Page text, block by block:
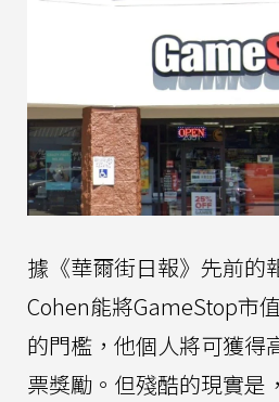
據《華爾街日報》先前的
Cohen能將GameStop市
的門檻，他個人將可獲得
票獎勵。但殘酷的現實是